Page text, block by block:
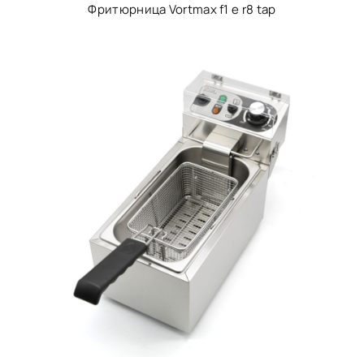
Фритюрница Vortmax f1 е r8 tap